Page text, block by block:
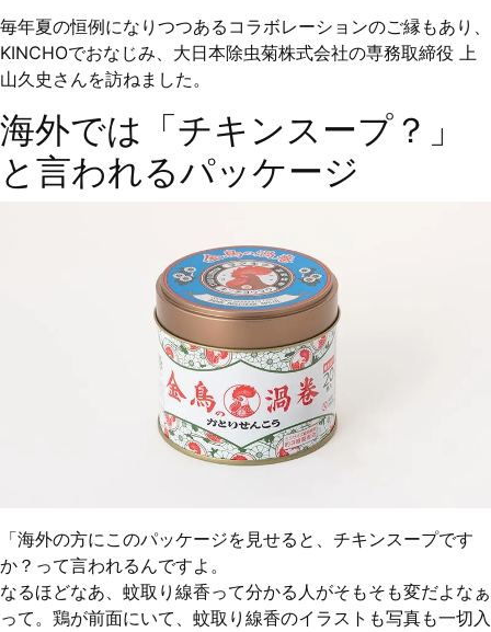
毎年夏の恒例になりつつあるコラボレーションのご縁もあり、
KINCHOでおなじみ、大日本除虫菊株式会社の専務取締役 上
山久史さんを訪ねました。
海外では「チキンスープ？」
と言われるパッケージ
「海外の方にこのパッケージを見せると、チキンスープです
か？って言われるんですよ。
なるほどなあ、蚊取り線香って分かる人がそもそも変だよなぁ
って。鶏が前面にいて、蚊取り線香のイラストも写真も一切入